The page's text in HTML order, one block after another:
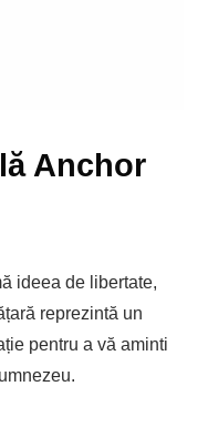
Anchor
ideea de libertate,
reprezintă un
pentru a vă aminti